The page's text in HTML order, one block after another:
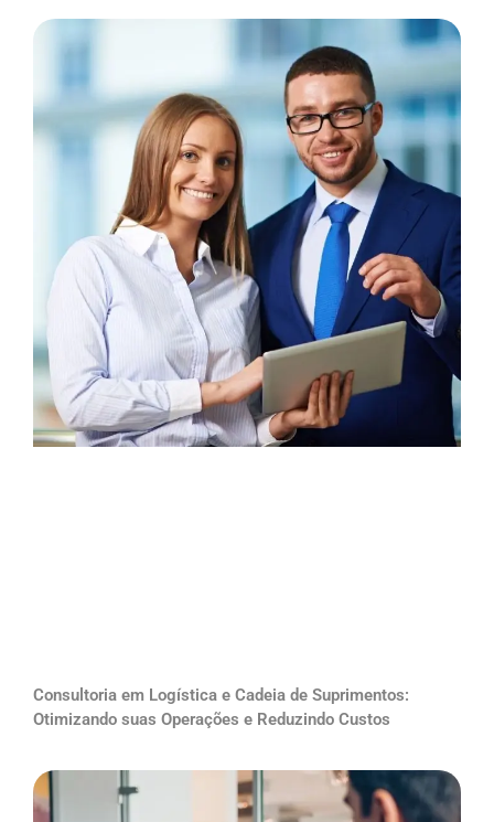
Consultoria em Logística e Cadeia de Suprimentos:
Otimizando suas Operações e Reduzindo Custos